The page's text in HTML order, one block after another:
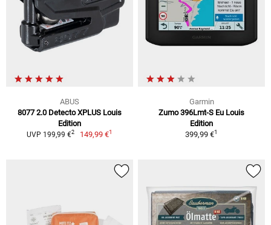
ABUS
8077 2.0 Detecto XPLUS Louis
Edition
UVP 199,99 €2 149,99 €1
Garmin
Zumo 396Lmt-S Eu Louis
Edition
399,99 €1